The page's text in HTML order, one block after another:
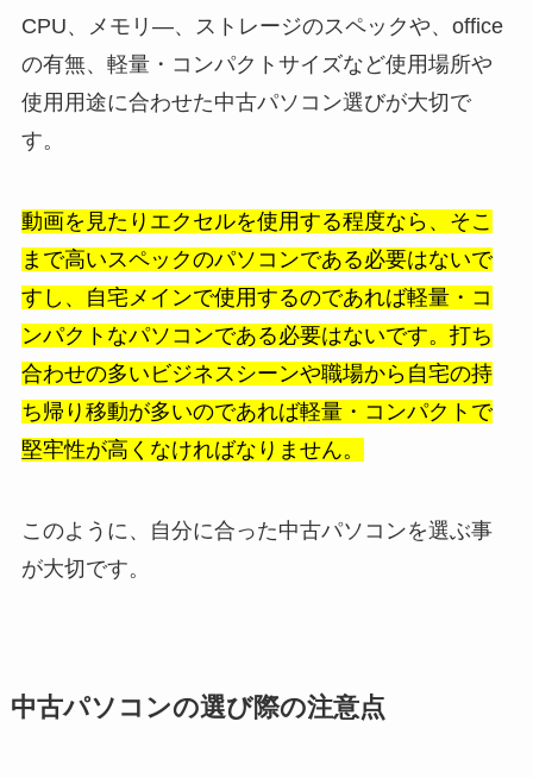
CPU、メモリ―、ストレージのスペックや、office
の有無、軽量・コンパクトサイズなど使用場所や
使用用途に合わせた中古パソコン選びが大切で
す。
動画を見たりエクセルを使用する程度なら、そこ
まで高いスペックのパソコンである必要はないで
すし、自宅メインで使用するのであれば軽量・コ
ンパクトなパソコンである必要はないです。打ち
合わせの多いビジネスシーンや職場から自宅の持
ち帰り移動が多いのであれば軽量・コンパクトで
堅牢性が高くなければなりません。
このように、自分に合った中古パソコンを選ぶ事
が大切です。
中古パソコンの選び際の注意点